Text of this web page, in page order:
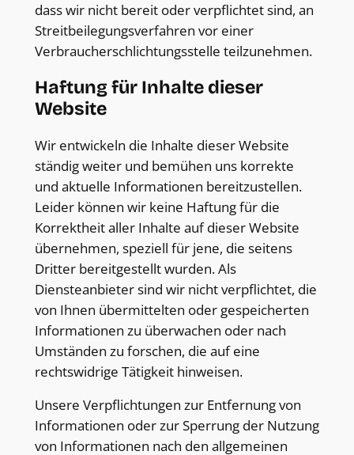
dass wir nicht bereit oder verpflichtet sind, an
Streitbeilegungsverfahren vor einer
Verbraucherschlichtungsstelle teilzunehmen.
Haftung für Inhalte dieser
Website
Wir entwickeln die Inhalte dieser Website
ständig weiter und bemühen uns korrekte
und aktuelle Informationen bereitzustellen.
Leider können wir keine Haftung für die
Korrektheit aller Inhalte auf dieser Website
übernehmen, speziell für jene, die seitens
Dritter bereitgestellt wurden. Als
Diensteanbieter sind wir nicht verpflichtet, die
von Ihnen übermittelten oder gespeicherten
Informationen zu überwachen oder nach
Umständen zu forschen, die auf eine
rechtswidrige Tätigkeit hinweisen.
Unsere Verpflichtungen zur Entfernung von
Informationen oder zur Sperrung der Nutzung
von Informationen nach den allgemeinen